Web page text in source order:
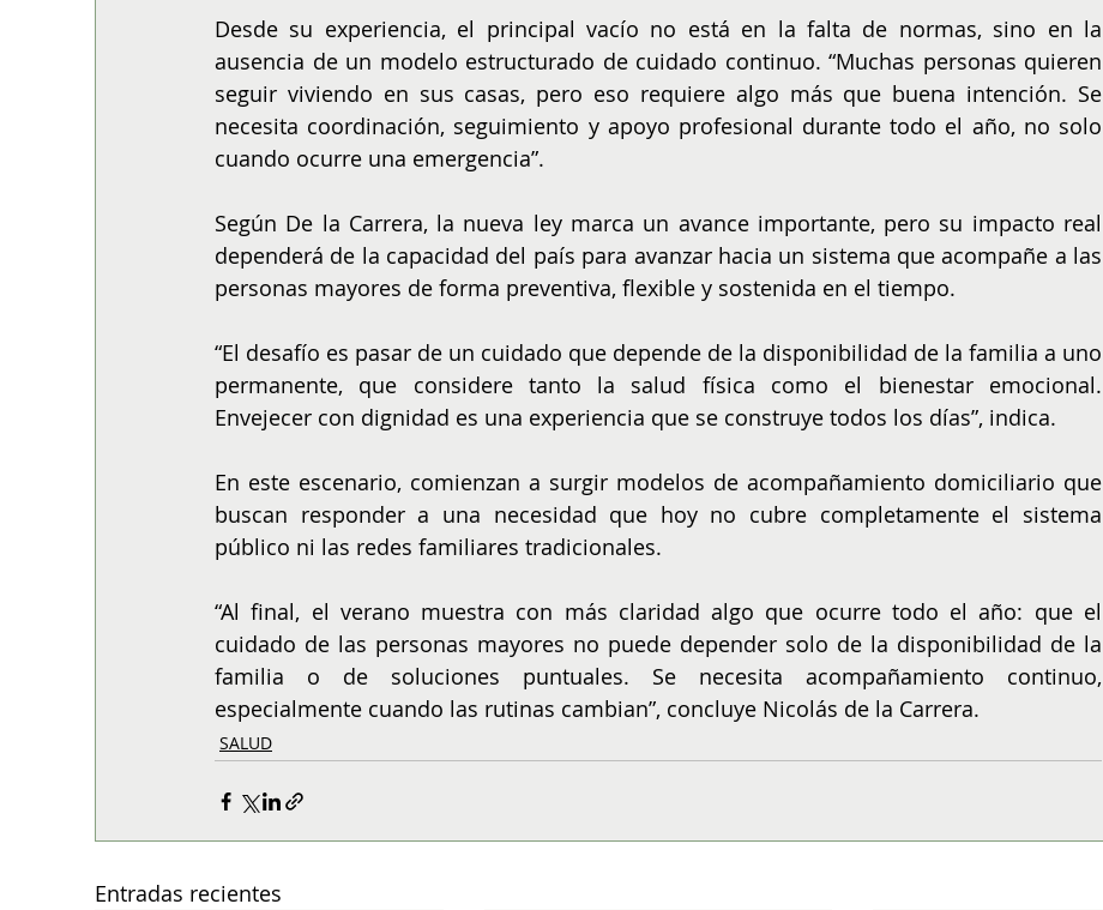
Desde su experiencia, el principal vacío no está en la falta de normas, sino en la
ausencia de un modelo estructurado de cuidado continuo. “Muchas personas quieren
seguir viviendo en sus casas, pero eso requiere algo más que buena intención. Se
necesita coordinación, seguimiento y apoyo profesional durante todo el año, no solo
cuando ocurre una emergencia”.
Según De la Carrera, la nueva ley marca un avance importante, pero su impacto real
dependerá de la capacidad del país para avanzar hacia un sistema que acompañe a las
personas mayores de forma preventiva, flexible y sostenida en el tiempo.
“El desafío es pasar de un cuidado que depende de la disponibilidad de la familia a uno
permanente, que considere tanto la salud física como el bienestar emocional.
Envejecer con dignidad es una experiencia que se construye todos los días”, indica.
En este escenario, comienzan a surgir modelos de acompañamiento domiciliario que
buscan responder a una necesidad que hoy no cubre completamente el sistema
público ni las redes familiares tradicionales.
“Al final, el verano muestra con más claridad algo que ocurre todo el año: que el
cuidado de las personas mayores no puede depender solo de la disponibilidad de la
familia o de soluciones puntuales. Se necesita acompañamiento continuo,
especialmente cuando las rutinas cambian”, concluye Nicolás de la Carrera.
SALUD
Entradas recientes